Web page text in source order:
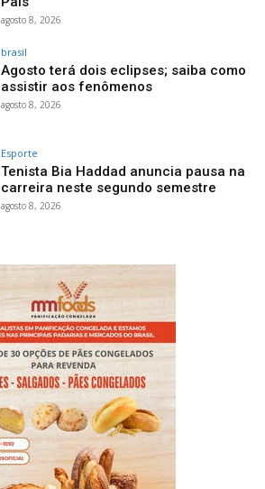
agosto 8, 2026
brasil
Agosto terá dois eclipses; saiba como
assistir aos fenômenos
agosto 8, 2026
Esporte
Tenista Bia Haddad anuncia pausa na
carreira neste segundo semestre
agosto 8, 2026